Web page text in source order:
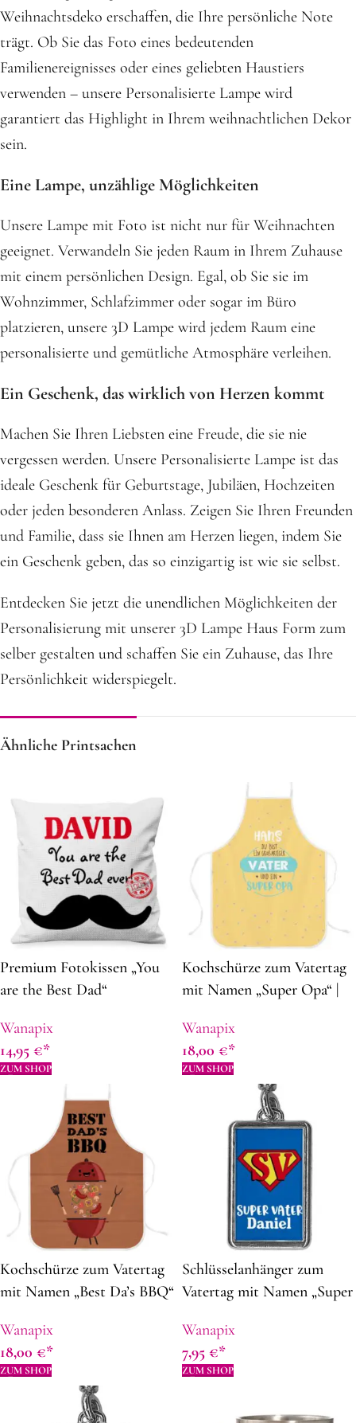
Weihnachtsdeko erschaffen, die Ihre persönliche Note
trägt. Ob Sie das Foto eines bedeutenden
Familienereignisses oder eines geliebten Haustiers
verwenden – unsere Personalisierte Lampe wird
garantiert das Highlight in Ihrem weihnachtlichen Dekor
sein.
Eine Lampe, unzählige Möglichkeiten
Unsere Lampe mit Foto ist nicht nur für Weihnachten
geeignet. Verwandeln Sie jeden Raum in Ihrem Zuhause
mit einem persönlichen Design. Egal, ob Sie sie im
Wohnzimmer, Schlafzimmer oder sogar im Büro
platzieren, unsere 3D Lampe wird jedem Raum eine
personalisierte und gemütliche Atmosphäre verleihen.
Ein Geschenk, das wirklich von Herzen kommt
Machen Sie Ihren Liebsten eine Freude, die sie nie
vergessen werden. Unsere Personalisierte Lampe ist das
ideale Geschenk für Geburtstage, Jubiläen, Hochzeiten
oder jeden besonderen Anlass. Zeigen Sie Ihren Freunden
und Familie, dass sie Ihnen am Herzen liegen, indem Sie
ein Geschenk geben, das so einzigartig ist wie sie selbst.
Entdecken Sie jetzt die unendlichen Möglichkeiten der
Personalisierung mit unserer 3D Lampe Haus Form zum
selber gestalten und schaffen Sie ein Zuhause, das Ihre
Persönlichkeit widerspiegelt.
Ähnliche Printsachen
Premium Fotokissen „You
are the Best Dad“
Wanapix
14,95 €
ZUM SHOP
Kochschürze zum Vatertag
mit Namen „Super Opa“ |
Schürze selbst gestalten |
Geschenkidee zum Vatertag
Wanapix
18,00 €
ZUM SHOP
Kochschürze zum Vatertag
mit Namen „Best Da’s BBQ“
Schürze selbst gestalten |
Geschenkidee zum Vatertag
Wanapix
18,00 €
ZUM SHOP
Schlüsselanhänger zum
Vatertag mit Namen „Super
cm | Rechteckiger |
Geschenkidee zum Vatertag
Wanapix
7,95 €
ZUM SHOP